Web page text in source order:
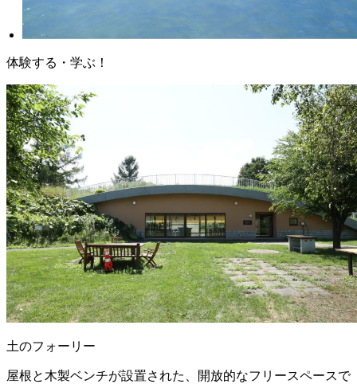
体験する・学ぶ！
土のフォーリー
屋根と木製ベンチが設置された、開放的なフリースペースで